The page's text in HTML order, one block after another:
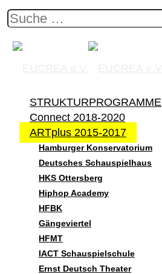
STRUKTURPROGRAMME
Connect 2018-2020
ARTplus 2015-2017
Hamburger Konservatorium
Deutsches Schauspielhaus
HKS Ottersberg
Hiphop Academy
HFBK
Gängeviertel
HFMT
IACT Schauspielschule
Ernst Deutsch Theater